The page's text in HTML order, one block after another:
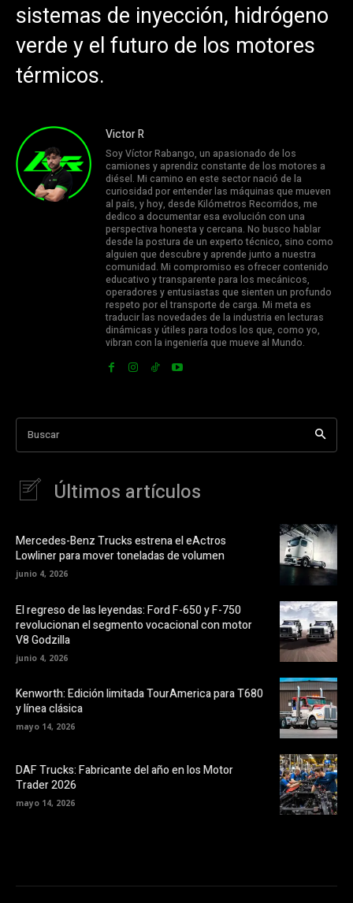
sistemas de inyección, hidrógeno
verde y el futuro de los motores
térmicos.
Victor R
Soy Víctor Rabango, un apasionado de los
camiones y aprendiz constante de los motores a
diésel. Mi camino en este sector nació de la
curiosidad por entender las máquinas que mueven
al país, y hoy, desde Kilómetros Recorridos, me
dedico a documentar esa evolución con una
perspectiva honesta y cercana. No busco hablar
desde la postura de un experto técnico, sino como
alguien que descubre y aprende junto a nuestra
comunidad. Mi compromiso es ofrecer contenido
educativo y transparente para los mecánicos,
operadores y entusiastas que sienten un profundo
respeto por el transporte de carga. Mi meta es
traducir las novedades de la industria en lecturas
dinámicas y útiles para todos los que, como yo,
vibran con la ingeniería que mueve al Mundo.
Buscar
Últimos artículos
Mercedes-Benz Trucks estrena el eActros
Lowliner para mover toneladas de volumen
junio 4, 2026
El regreso de las leyendas: Ford F-650 y F-750
revolucionan el segmento vocacional con motor
V8 Godzilla
junio 4, 2026
Kenworth: Edición limitada TourAmerica para T680
y línea clásica
mayo 14, 2026
DAF Trucks: Fabricante del año en los Motor
Trader 2026
mayo 14, 2026